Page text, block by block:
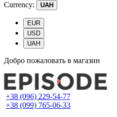
Currency: UAH
EUR
USD
UAH
Добро пожаловать в магазин
+38 (096) 229-54-77
+38 (099) 765-06-33